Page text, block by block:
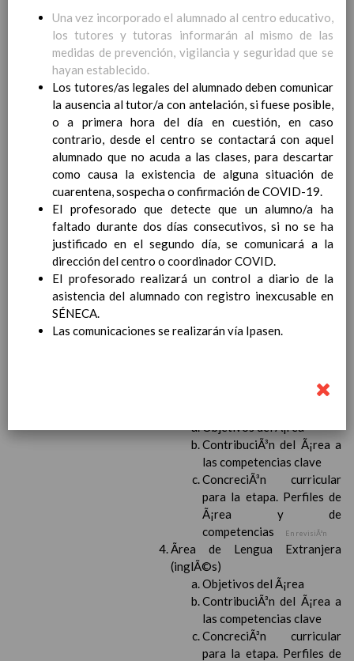
Ãrea III: Lenguajes:
comunicaciÃ³n y
representaciÃ³n
medio
Ãrea I: Conocimiento de sÃ­
mismo y autonomÃ­a
personal
MetodologÃ­a
Recursos
EducaciÃ³n Primaria
CoordinaciÃ³n y concreciÃ³n curricular
Objetivos de la etapa
Ãrea de Lengua Castellana y
Literatura
Objetivos del Ã¡rea
ContribuciÃ³n del Ã¡rea a
ConcreciÃ³n curricular
En revisiÃ³n
Objetivos del Ã¡rea
ContribuciÃ³n del Ã¡rea a
las competencias clave
ConcreciÃ³n curricular
para la etapa. Perfiles de
Ã¡rea y de
competencias
En revisiÃ³n
Ãrea de Lengua Extranjera
(inglÃ©s)
Objetivos del Ã¡rea
ContribuciÃ³n del Ã¡rea a
las competencias clave
ConcreciÃ³n curricular
para la etapa. Perfiles de
Una vez incorporado el alumnado al centro educativo,
los tutores y tutoras informarán al mismo de las
medidas de prevención, vigilancia y seguridad que se
hayan establecido.
Los tutores/as legales del alumnado deben comunicar
la ausencia al tutor/a con antelación, si fuese posible,
o a primera hora del día en cuestión, en caso
contrario, desde el centro se contactará con aquel
alumnado que no acuda a las clases, para descartar
como causa la existencia de alguna situación de
cuarentena, sospecha o confirmación de COVID-19.
El profesorado que detecte que un alumno/a ha
faltado durante dos días consecutivos, si no se ha
justificado en el segundo día, se comunicará a la
dirección del centro o coordinador COVID.
El profesorado realizará un control a diario de la
asistencia del alumnado con registro inexcusable en
SÉNECA.
Las comunicaciones se realizarán vía Ipasen.